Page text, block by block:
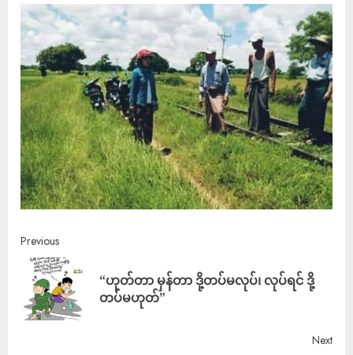
Previous
“ဟုတ်တာ မှန်တာ ဒို့တပ်မလုပ်၊ လုပ်ရင် ဒို့
တပ်မဟုတ်”
Next